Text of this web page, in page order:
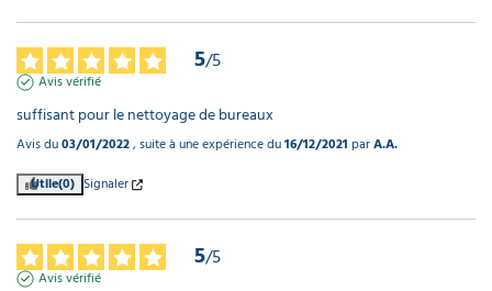
5/5
Avis vérifié
suffisant pour le nettoyage de bureaux
Avis du03/01/2022, suite à une expérience du16/12/2021 parA.A.
Utile(0) Signaler
5/5
Avis vérifié